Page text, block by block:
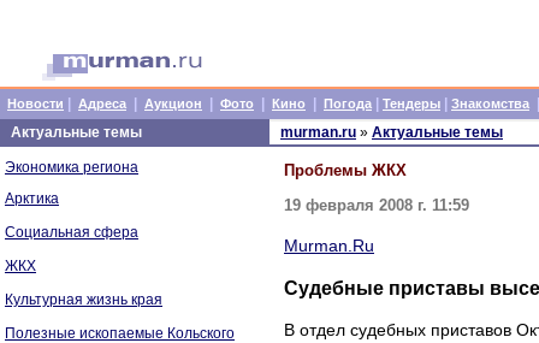
Новости Адреса Аукцион Фото Кино Погода Тендеры Знакомства
Актуальные темы
Экономика региона
Арктика
Социальная сфера
ЖКХ
Культурная жизнь края
Полезные ископаемые Кольского
murman.ru » Актуальные темы
Проблемы ЖКХ
19 февраля 2008 г. 11:59
Murman.Ru
Судебные приставы
В отдел судебных приставов